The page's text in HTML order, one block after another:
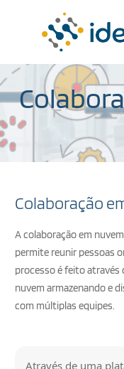
Colaboração
A colaboração em
permite reunir pessoas
processo é feito através
nuvem armazenando e
com múltiplas equipes.
Através de uma